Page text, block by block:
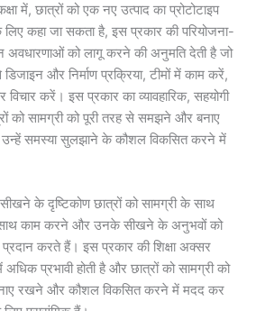
में, छात्रों को एक नए उत्पाद का प्रोटोटाइप
कहा जा सकता है, इस प्रकार की परियोजना-
अवधारणाओं को लागू करने की अनुमति देती है जो
और निर्माण प्रक्रिया, टीमों में काम करें,
विचार करें। इस प्रकार का व्यावहारिक, सहयोगी
को सामग्री को पूरी तरह से समझने और बनाए
समस्या सुलझाने के कौशल विकसित करने में
के दृष्टिकोण छात्रों को सामग्री के साथ
काम करने और उनके सीखने के अनुभवों को
करते हैं। इस प्रकार की शिक्षा अक्सर
अधिक प्रभावी होती है और छात्रों को सामग्री को
रखने और कौशल विकसित करने में मदद कर